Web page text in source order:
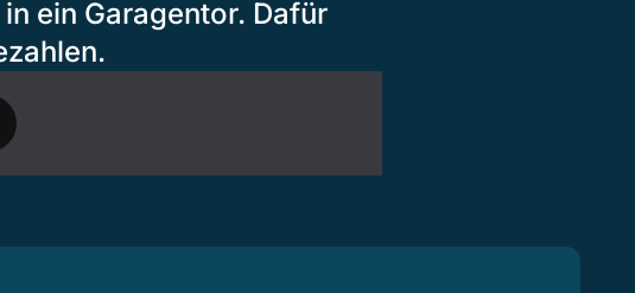
ein Garagentor. Dafür